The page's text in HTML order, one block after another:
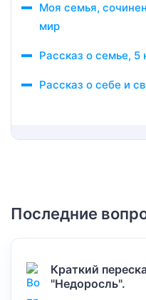
Моя семья,
мир
Рассказ о семье, 5
Рассказ о себе и
Последние
Краткий
"Недоросль".